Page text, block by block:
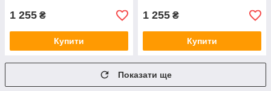
1 255 ₴
Купити
1 255 ₴
Купити
Показати ще